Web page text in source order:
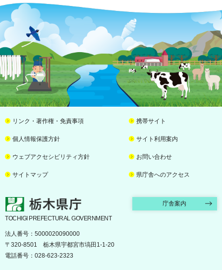
リンク・著作権・免責事項 携帯サイト
個人情報保護方針 サイト利用案内
ウェブアクセシビリティ方針 お問い合わせ
サイトマップ 県庁舎へのアクセス
栃木県庁 庁舎案内
TOCHIGI PREFECTURAL GOVERNMENT
法人番号：5000020090000
〒320-8501 栃木県宇都宮市塙田1-1-20
電話番号：028-623-2323